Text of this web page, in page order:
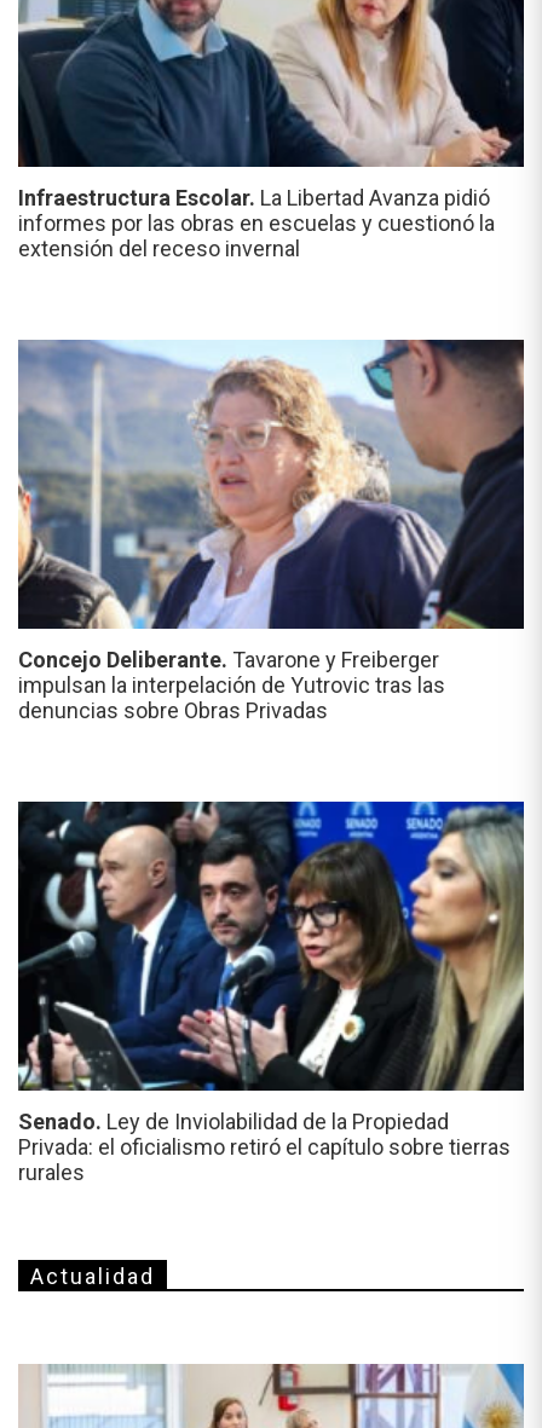
Infraestructura Escolar. La Libertad Avanza pidió
informes por las obras en escuelas y cuestionó la
extensión del receso invernal
Concejo Deliberante. Tavarone y Freiberger
impulsan la interpelación de Yutrovic tras las
denuncias sobre Obras Privadas
Senado. Ley de Inviolabilidad de la Propiedad
Privada: el oficialismo retiró el capítulo sobre tierras
rurales
Actualidad